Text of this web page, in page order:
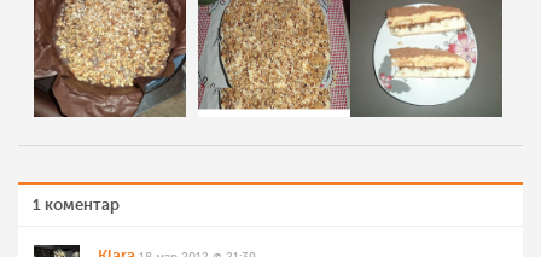
1 коментар